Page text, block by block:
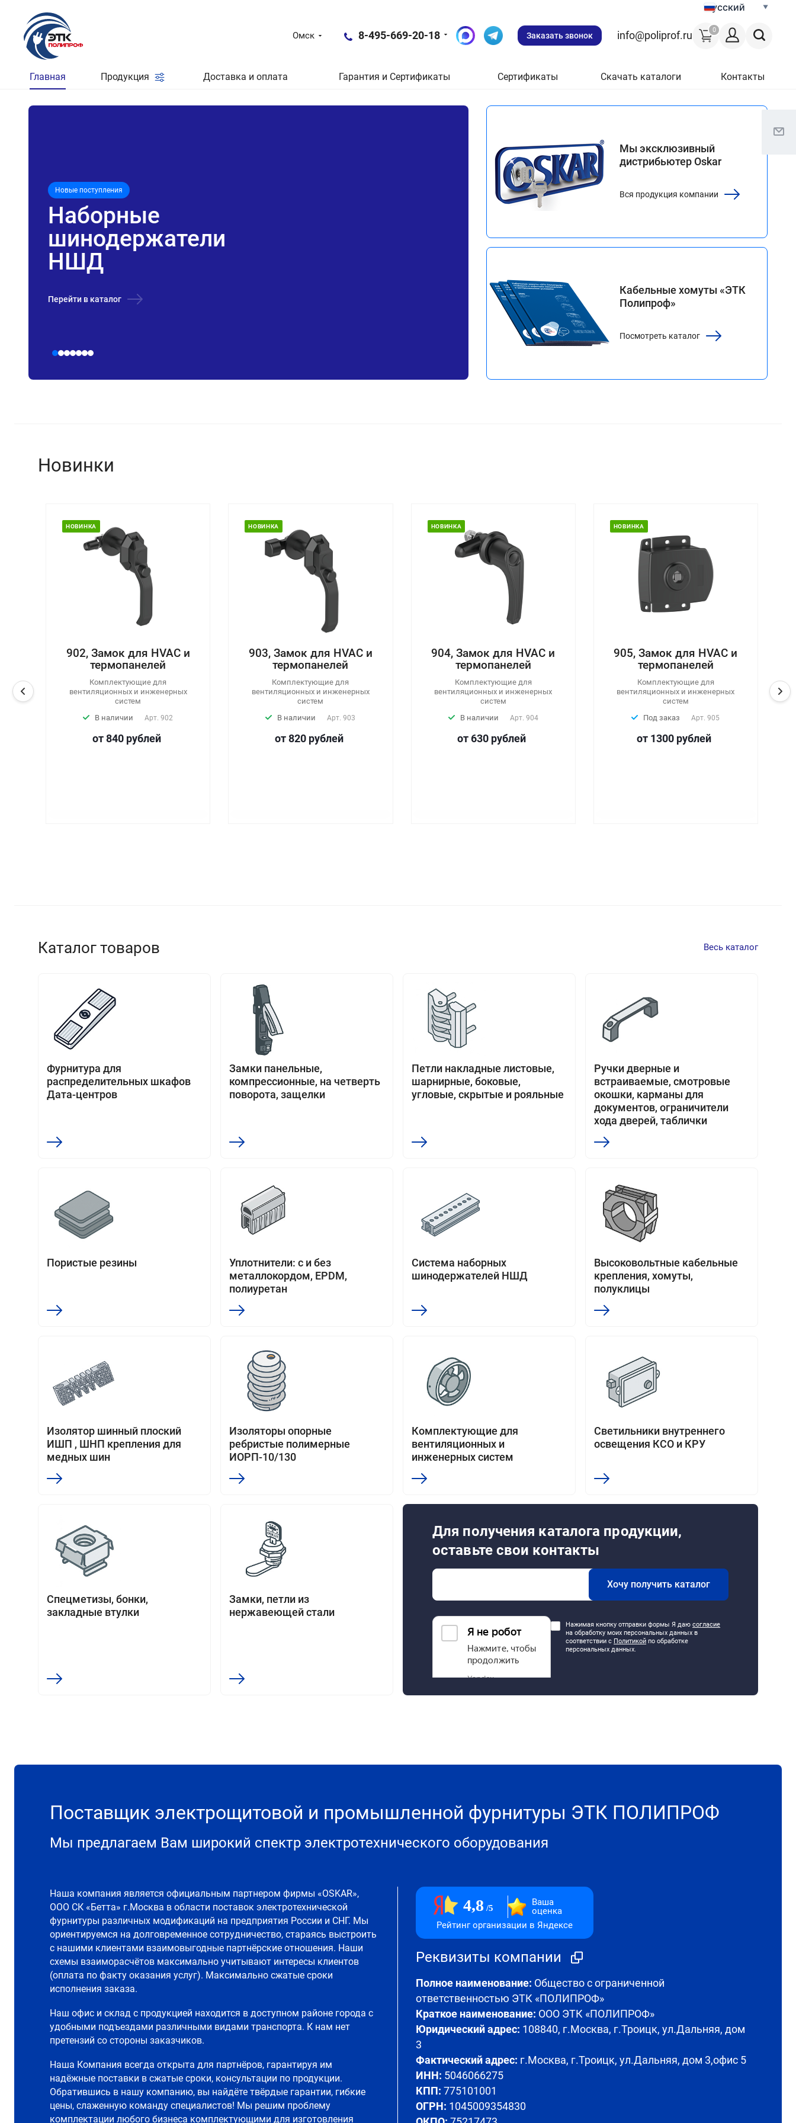
Русский
0
Омск 8-495-669-20-18 Заказать звонок info@poliprof.ru
Главная Продукция Доставка и оплата Гарантия и Сертификаты Сертификаты Скачать каталоги Контакты
Новые поступления
Наборные
шинодержатели
НШД
Перейти в каталог
Новые поступления
Электронные
замки
Перейти в каталог
Мы эксклюзивный
дистрибьютер Oskar
Вся продукция компании
Кабельные хомуты «ЭТК
Полипроф»
Посмотреть каталог
Новинки
НОВИНКА
902, Замок для HVAC и
термопанелей
Комплектующие для
вентиляционных и инженерных
В наличии
Арт.902
от 840рублей
НОВИНКА
903, Замок для HVAC и
термопанелей
Комплектующие для
вентиляционных и инженерных
В наличии
Арт. 903
от 820рублей
НОВИНКА
904, Замок для HVAC и
термопанелей
Комплектующие для
вентиляционных и инженерных
В наличии
Арт.904
от 630рублей
НОВИНКА
905, Замок для HVAC и
термопанелей
Комплектующие для
вентиляционных и инженерных
Под заказ
Арт. 905
от 1300 рублей
Каталог товаров Весь каталог
Фурнитура для
распределительных шкафов
Дата-центров
Замки панельные,
компрессионные, на четверть
поворота, защелки
Петли накладные листовые,
шарнирные, боковые,
угловые, скрытые и рояльные
Ручки дверные и
встраиваемые, смотровые
окошки, карманы для
документов, ограничители
хода дверей, таблички
Пористые резины
Уплотнители: с и без
металлокордом, EPDM,
полиуретан
Система наборных
шинодержателей НШД
Высоковольтные кабельные
крепления, хомуты,
полуклицы
Изолятор шинный плоский
ИШП , ШНП крепления для
медных шин
Изоляторы опорные
ребристые полимерные
ИОРП-10/130
Комплектующие для
вентиляционных и
инженерных систем
Светильники внутреннего
освещения КСО и КРУ
Спецметизы, бонки,
закладные втулки
Замки, петли из
нержавеющей стали
Для получения каталога продукции,
оставьте свои контакты
Хочу получить каталог
Нажимая кнопку отправки формы Я даюсогласие
на обработку моих персональных данных в
соответствии с Политикой по обработке
персональных данных.
Поставщик электрощитовой и промышленной фурнитуры ЭТК ПОЛИПРОФ
Мы предлагаем Вам широкий спектр электротехнического оборудования
Наша компания является официальным партнером фирмы «OSKAR»,
ООО СК «Бетта» г.Москва в области поставок электротехнической
фурнитуры различных модификаций на предприятия России и СНГ. Мы
ориентируемся на долговременное сотрудничество, стараясь выстроить
с нашими клиентами взаимовыгодные партнёрские отношения. Наши
схемы взаиморасчётов максимально учитывают интересы клиентов
(оплата по факту оказания услуг). Максимально сжатые сроки
исполнения заказа.
Наш офис и склад с продукцией находится в доступном районе города с
удобными подъездами различными видами транспорта. К нам нет
претензий со стороны заказчиков.
Наша Компания всегда открыта для партнёров, гарантируя им
надёжные поставки в сжатые сроки, консультации по продукции.
Обратившись в нашу компанию, вы найдёте твёрдые гарантии, гибкие
цены, слаженную команду специалистов! Мы решим проблему
комплектации любого бизнеса комплектующими для изготовления
4,8 5
Ваша
оценка
Рейтинг организации в Яндексе
Реквизиты компании
Полное наименование: Общество с ограниченной
ответственностью ЭТК «ПОЛИПРОФ»
Краткое наименование: ООО ЭТК «ПОЛИПРОФ»
Юридический адрес: 108840, г.Москва, г.Троицк, ул.Дальняя, дом
3
Фактический адрес: г.Москва, г.Троицк, ул.Дальняя, дом 3,офис 5
ИНН: 5046066275
КПП: 775101001
ОГРН: 1045009354830